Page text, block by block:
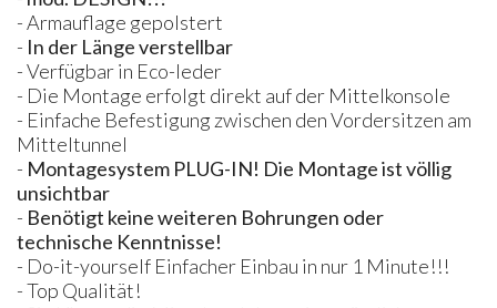
- Armauflage gepolstert
- In der Länge verstellbar
- Verfügbar in Eco-leder
- Die Montage erfolgt direkt auf der Mittelkonsole
- Einfache Befestigung zwischen den Vordersitzen am
Mitteltunnel
- Montagesystem PLUG-IN! Die Montage ist völlig
unsichtbar
- Benötigt keine weiteren Bohrungen oder
technische Kenntnisse!
- Do-it-yourself Einfacher Einbau in nur 1 Minute!!!
- Top Qualität!